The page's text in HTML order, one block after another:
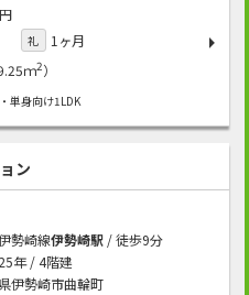
礼
1ヶ月
ｍ2）
単身向け1LDK
ン
勢崎線伊勢崎駅/ 徒歩9分
年 / 4階建
伊勢崎市曲輪町